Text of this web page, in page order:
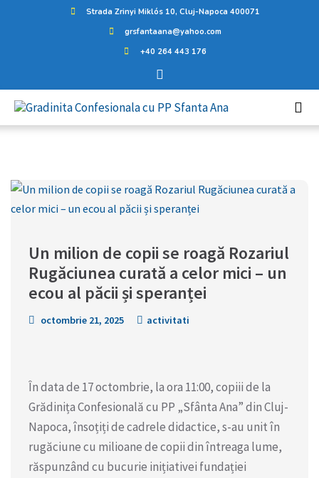
Strada Zrinyi Miklós 10, Cluj-Napoca 400071
grsfantaana@yahoo.com
+40 264 443 176
Un milion de copii se roagă Rozariul
Rugăciunea curată a celor mici – un
ecou al păcii și speranței
octombrie 21, 2025 activitati
În data de 17 octombrie, la ora 11:00, copiii de la
Grădinița Confesională cu PP „Sfânta Ana” din Cluj-
Napoca, însoțiți de cadrele didactice, s-au unit în
rugăciune cu milioane de copii din întreaga lume,
răspunzând cu bucurie inițiativei fundației